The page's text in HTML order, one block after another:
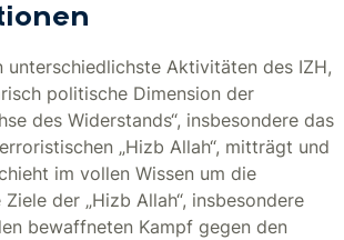
unterschiedlichste Aktivitäten des IZH,
politische Dimension der
des Widerstands“, insbesondere das
„Hizb Allah“, mitträgt und
im vollen Wissen um die
der „Hizb Allah“, insbesondere
bewaffneten Kampf gegen den